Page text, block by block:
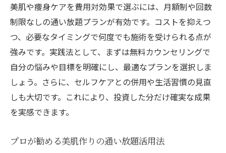
美肌や痩身ケアを費用対効果で選ぶには、月額制や回数
制限なしの通い放題プランが有効です。コストを抑えつ
つ、必要なタイミングで何度でも施術を受けられる点が
強みです。実践法として、まずは無料カウンセリングで
自分の悩みや目標を明確にし、最適なプランを選択しま
しょう。さらに、セルフケアとの併用や生活習慣の見直
しも大切です。これにより、投資した分だけ確実な成果
を実感できます。
プロが勧める美肌作りの通い放題活用法